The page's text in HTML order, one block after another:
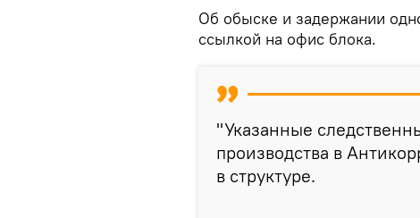
Об обыске и задержании
ссылкой на офис блока.
"Указанные
производства в
в структуре.